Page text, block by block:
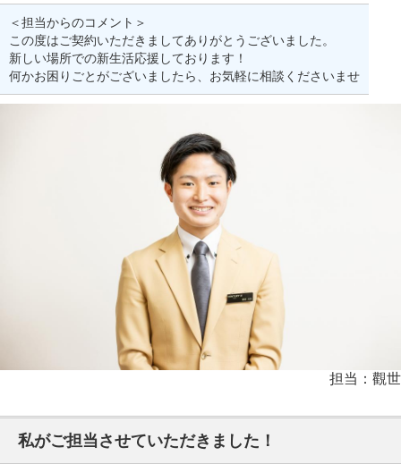
＜担当からのコメント＞
この度はご契約いただきましてありがとうございました。
新しい場所での新生活応援しております！
何かお困りごとがございましたら、お気軽に相談くださいませ
担当：觀世
私がご担当させていただきました！